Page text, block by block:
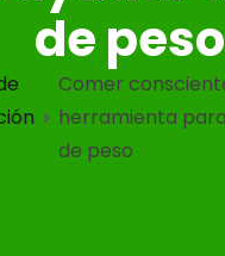
de peso
Comer
herramienta
de peso